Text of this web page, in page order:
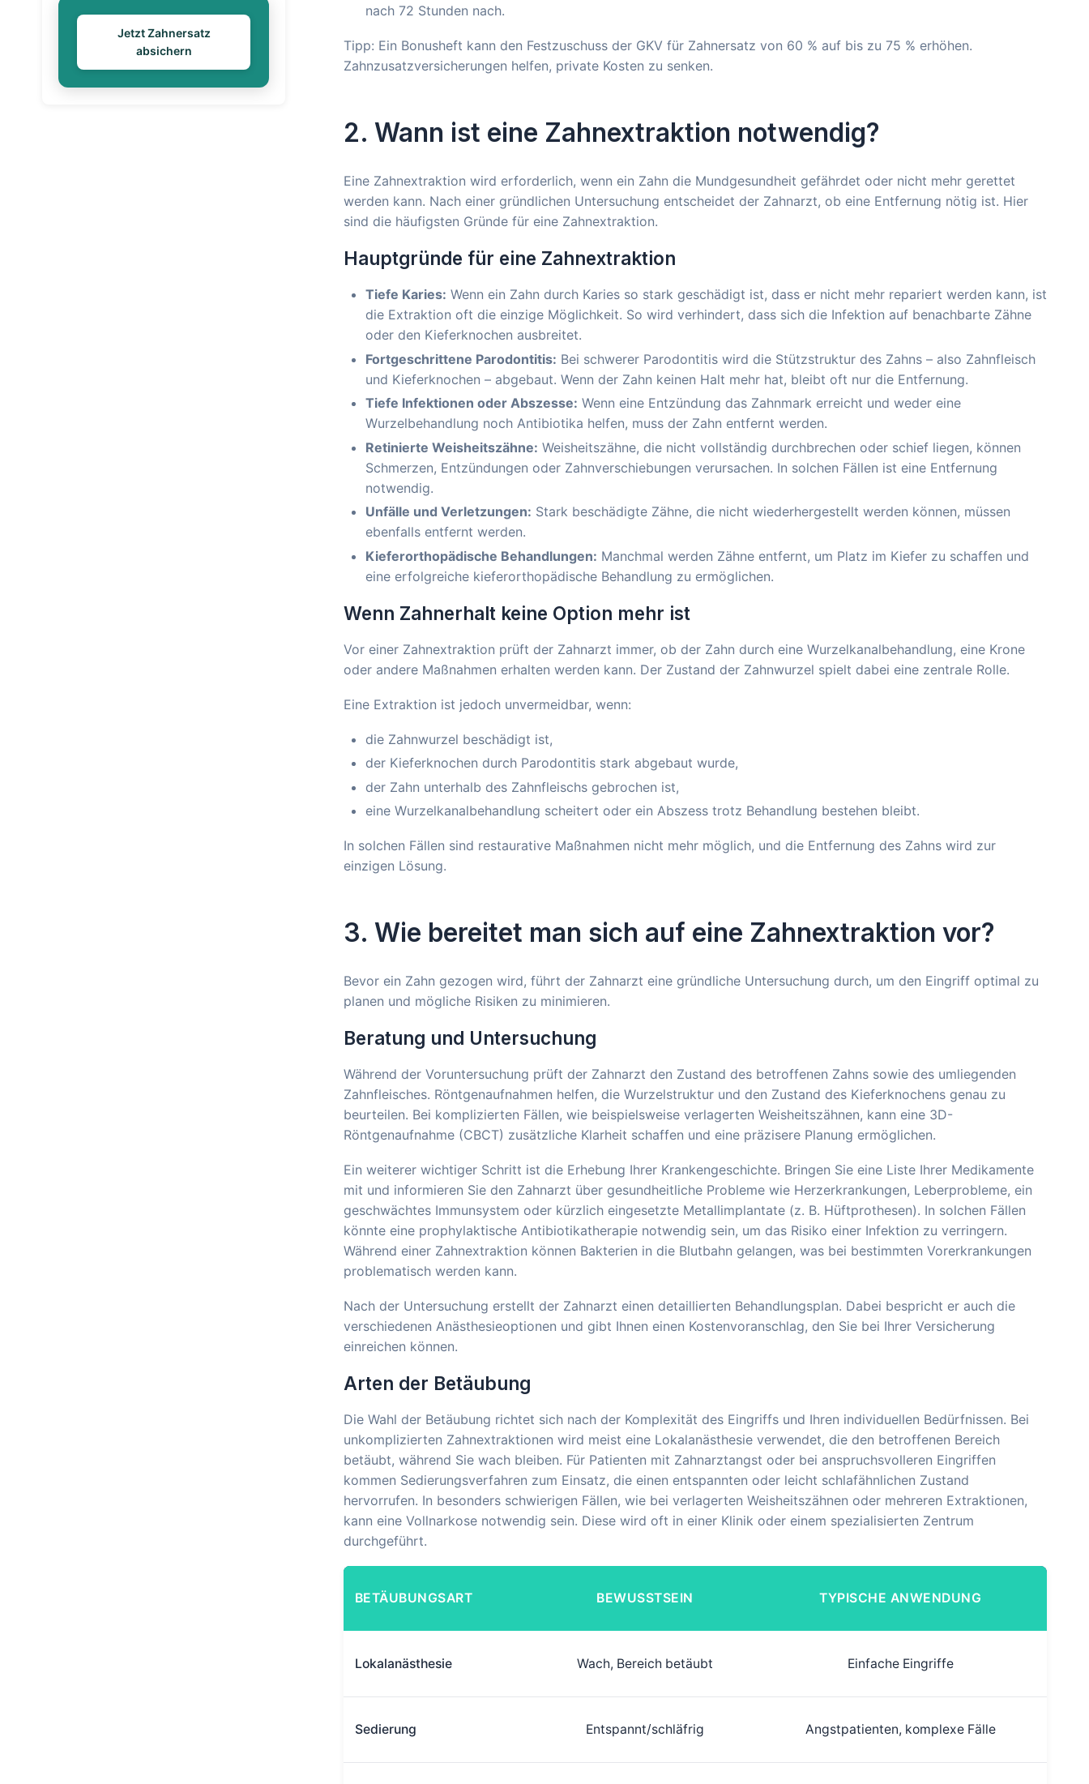
Jetzt Zahnersatz
absichern
nach 72 Stunden nach.
Tipp: Ein Bonusheft kann den Festzuschuss der GKV für Zahnersatz von 60 % auf bis zu 75 % erhöhen.
Zahnzusatzversicherungen helfen, private Kosten zu senken.
2. Wann ist eine Zahnextraktion notwendig?
Eine Zahnextraktion wird erforderlich, wenn ein Zahn die Mundgesundheit gefährdet oder nicht mehr gerettet
werden kann. Nach einer gründlichen Untersuchung entscheidet der Zahnarzt, ob eine Entfernung nötig ist. Hier
sind die häufigsten Gründe für eine Zahnextraktion.
Hauptgründe für eine Zahnextraktion
Tiefe Karies: Wenn ein Zahn durch Karies so stark geschädigt ist, dass er nicht mehr repariert werden kann, ist
die Extraktion oft die einzige Möglichkeit. So wird verhindert, dass sich die Infektion auf benachbarte Zähne
oder den Kieferknochen ausbreitet.
Fortgeschrittene Parodontitis: Bei schwerer Parodontitis wird die Stützstruktur des Zahns – also Zahnfleisch
und Kieferknochen – abgebaut. Wenn der Zahn keinen Halt mehr hat, bleibt oft nur die Entfernung.
Tiefe Infektionen oder Abszesse: Wenn eine Entzündung das Zahnmark erreicht und weder eine
Wurzelbehandlung noch Antibiotika helfen, muss der Zahn entfernt werden.
Retinierte Weisheitszähne: Weisheitszähne, die nicht vollständig durchbrechen oder schief liegen, können
Schmerzen, Entzündungen oder Zahnverschiebungen verursachen. In solchen Fällen ist eine Entfernung
notwendig.
Unfälle und Verletzungen: Stark beschädigte Zähne, die nicht wiederhergestellt werden können, müssen
ebenfalls entfernt werden.
Kieferorthopädische Behandlungen: Manchmal werden Zähne entfernt, um Platz im Kiefer zu schaffen und
eine erfolgreiche kieferorthopädische Behandlung zu ermöglichen.
Wenn Zahnerhalt keine Option mehr ist
Vor einer Zahnextraktion prüft der Zahnarzt immer, ob der Zahn durch eine Wurzelkanalbehandlung, eine Krone
oder andere Maßnahmen erhalten werden kann. Der Zustand der Zahnwurzel spielt dabei eine zentrale Rolle.
Eine Extraktion ist jedoch unvermeidbar, wenn:
die Zahnwurzel beschädigt ist,
der Kieferknochen durch Parodontitis stark abgebaut wurde,
der Zahn unterhalb des Zahnfleischs gebrochen ist,
eine Wurzelkanalbehandlung scheitert oder ein Abszess trotz Behandlung bestehen bleibt.
In solchen Fällen sind restaurative Maßnahmen nicht mehr möglich, und die Entfernung des Zahns wird zur
einzigen Lösung.
3. Wie bereitet man sich auf eine Zahnextraktion vor?
Bevor ein Zahn gezogen wird, führt der Zahnarzt eine gründliche Untersuchung durch, um den Eingriff optimal zu
planen und mögliche Risiken zu minimieren.
Beratung und Untersuchung
Während der Voruntersuchung prüft der Zahnarzt den Zustand des betroffenen Zahns sowie des umliegenden
Zahnfleisches. Röntgenaufnahmen helfen, die Wurzelstruktur und den Zustand des Kieferknochens genau zu
beurteilen. Bei komplizierten Fällen, wie beispielsweise verlagerten Weisheitszähnen, kann eine 3D-
Röntgenaufnahme (CBCT) zusätzliche Klarheit schaffen und eine präzisere Planung ermöglichen.
Ein weiterer wichtiger Schritt ist die Erhebung Ihrer Krankengeschichte. Bringen Sie eine Liste Ihrer Medikamente
mit und informieren Sie den Zahnarzt über gesundheitliche Probleme wie Herzerkrankungen, Leberprobleme, ein
geschwächtes Immunsystem oder kürzlich eingesetzte Metallimplantate (z. B. Hüftprothesen). In solchen Fällen
könnte eine prophylaktische Antibiotikatherapie notwendig sein, um das Risiko einer Infektion zu verringern.
Während einer Zahnextraktion können Bakterien in die Blutbahn gelangen, was bei bestimmten Vorerkrankungen
problematisch werden kann.
Nach der Untersuchung erstellt der Zahnarzt einen detaillierten Behandlungsplan. Dabei bespricht er auch die
verschiedenen Anästhesieoptionen und gibt Ihnen einen Kostenvoranschlag, den Sie bei Ihrer Versicherung
einreichen können.
Arten der Betäubung
Die Wahl der Betäubung richtet sich nach der Komplexität des Eingriffs und Ihren individuellen Bedürfnissen. Bei
unkomplizierten Zahnextraktionen wird meist eine Lokalanästhesie verwendet, die den betroffenen Bereich
betäubt, während Sie wach bleiben. Für Patienten mit Zahnarztangst oder bei anspruchsvolleren Eingriffen
kommen Sedierungsverfahren zum Einsatz, die einen entspannten oder leicht schlafähnlichen Zustand
hervorrufen. In besonders schwierigen Fällen, wie bei verlagerten Weisheitszähnen oder mehreren Extraktionen,
kann eine Vollnarkose notwendig sein. Diese wird oft in einer Klinik oder einem spezialisierten Zentrum
durchgeführt.
BETÄUBUNGSART BEWUSSTSEIN TYPISCHE ANWENDUNG
Lokalanästhesie Wach, Bereich betäubt Einfache Eingriffe
Sedierung Entspannt/schläfrig Angstpatienten, komplexe Fälle